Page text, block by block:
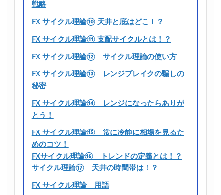
戦略
FX サイクル理論⑩ 天井と底はどこ！？
FX サイクル理論⑪ 支配サイクルとは！？
FX サイクル理論⑫ サイクル理論の使い方
FX サイクル理論⑬ レンジブレイクの騙しの
秘密
FX サイクル理論⑭ レンジになったらありが
とう！
FX サイクル理論⑮ 常に冷静に相場を見るた
めのコツ！
FXサイクル理論⑯ トレンドの定義とは！？
サイクル理論⑰ 天井の時間帯は！？
FX サイクル理論 用語